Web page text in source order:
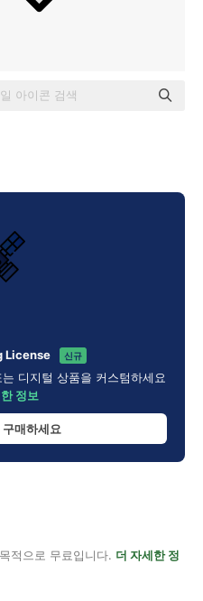
License 신규
디지털 상품을 커스텀하세요
정보
매하세요
적으로 무료입니다. 더 자세한 정